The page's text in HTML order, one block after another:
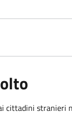
cittadini stranieri